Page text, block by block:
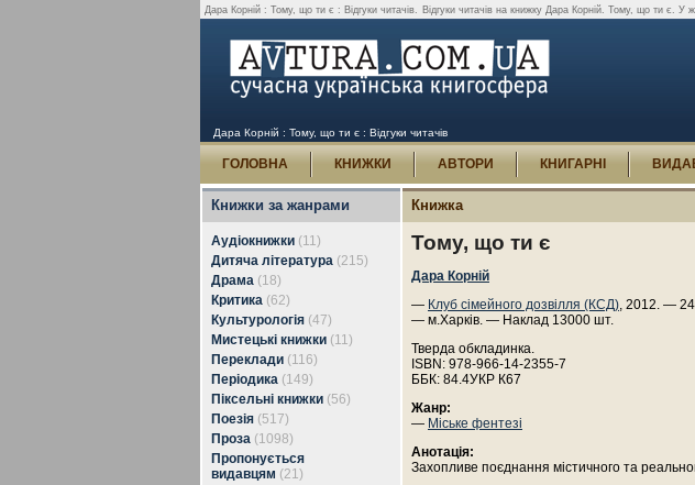
Дара Корній : Тому, що ти є : Відгуки читачів. Відгуки читачів на книжку Дара Корній. Тому, що ти є. У
Дара Корній : Тому, що ти є : Відгуки читачів
ГОЛОВНА КНИЖКИ АВТОРИ КНИГАРНІ
Книжки за жанрами
Аудіокнижки (11)
Дитяча література (215)
Драма (18)
Критика (62)
Культурологія (47)
Мистецькі книжки (11)
Переклади (116)
Періодика (149)
Піксельні книжки (56)
Поезія (517)
Проза (1098)
Пропонується
видавцям (21)
Книжка
Тому, що ти є
Дара Корній
— Клуб сімейного дозвілля (КСД), 2012. —
— м.Харків. — Наклад 13000 шт.
Тверда обкладинка.
ISBN: 978-966-14-2355-7
ББК: 84.4УКР К67
Жанр:
— Міське фентезі
Анотація:
Захопливе поєднання містичного та